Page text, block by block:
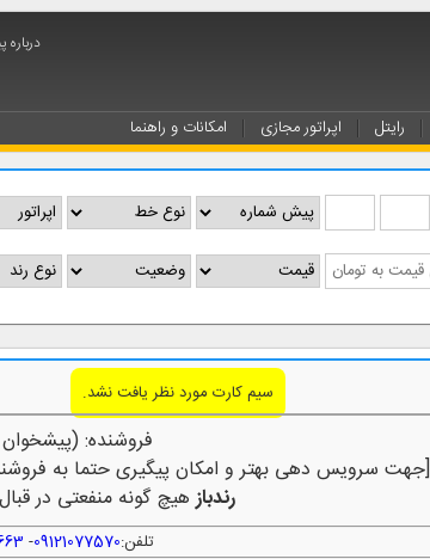
رایتل اپراتور مجازی امکانات و راهنما
سیم کارت مورد نظر یافت نشد.
فروشنده:
[جهت سرویس دهی بهتر و امکان پیگیری حتما به
رندبازهیچ گونه منفعتی در
تلفن:09121077570
-